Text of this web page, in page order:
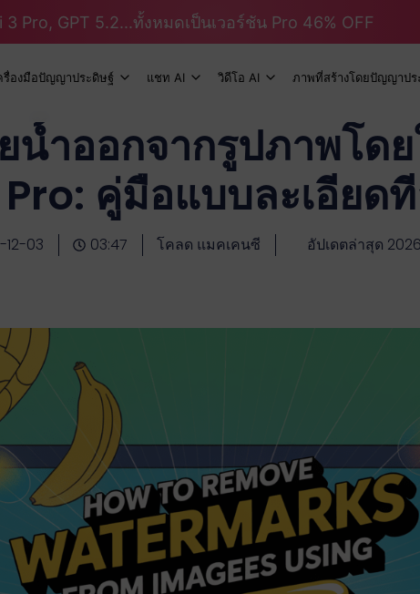
Pro, GPT 5.2...ทั้งหมดเป็นเวอร์ชัน Pro 46% OFF
รื่องมือปัญญาประดิษฐ์ แชท AI วิดีโอ AI ภาพที่สร้างโดยปัญญาปร
น้ำออกจากรูปภาพโด
คู่มือแบบละเอียด
12-03 03:47 โคลด แมคเคนซี อัปเดตล่าสุด